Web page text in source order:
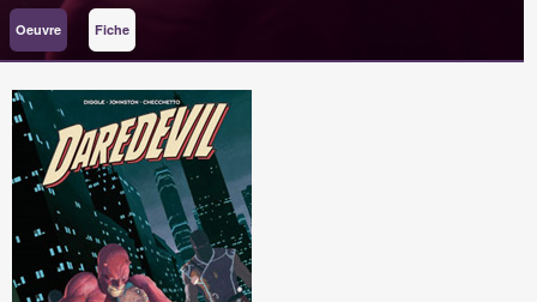
Oeuvre Fiche